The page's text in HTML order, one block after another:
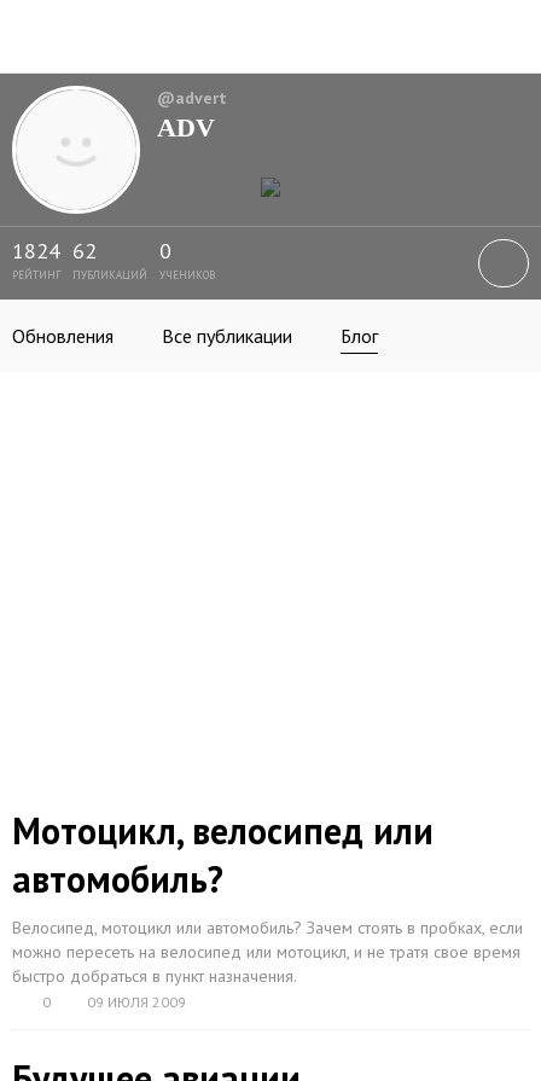
@advert
ADV
1824
РЕЙТИНГ
62
ПУБЛИКАЦИЙ
0
УЧЕНИКОВ
Обновления Все публикации Блог
Мотоцикл, велосипед или
автомобиль?
Велосипед, мотоцикл или автомобиль? Зачем стоять в пробках, если
можно пересеть на велосипед или мотоцикл, и не тратя свое время
быстро добраться в пункт назначения.
0 09 ИЮЛЯ 2009